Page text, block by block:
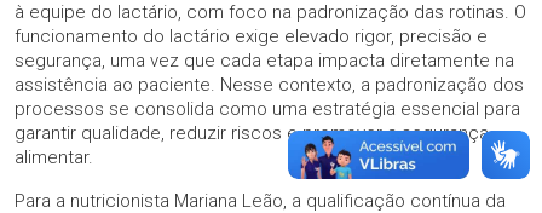
à equipe do lactário, com foco na padronização das rotinas. O
funcionamento do lactário exige elevado rigor, precisão e
segurança, uma vez que cada etapa impacta diretamente na
assistência ao paciente. Nesse contexto, a padronização dos
processos se consolida como uma estratégia essencial para
garantir qualidade, reduzir riscos e promover a segurança
alimentar.
Para a nutricionista Mariana Leão, a qualificação contínua da